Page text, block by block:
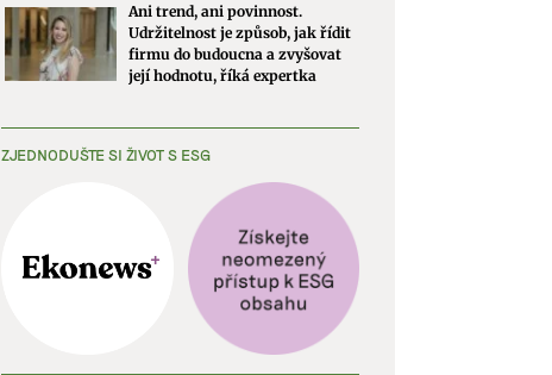
Ani trend, ani povinnost.
Udržitelnost je způsob, jak řídit
firmu do budoucna a zvyšovat
její hodnotu, říká expertka
ZJEDNODUŠTE SI ŽIVOT S ESG